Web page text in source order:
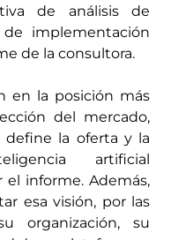
de análisis de
de implementación
de la consultora.
en la posición más
del mercado,
la oferta y la
artificial
el informe. Además,
esa visión, por las
organización, su